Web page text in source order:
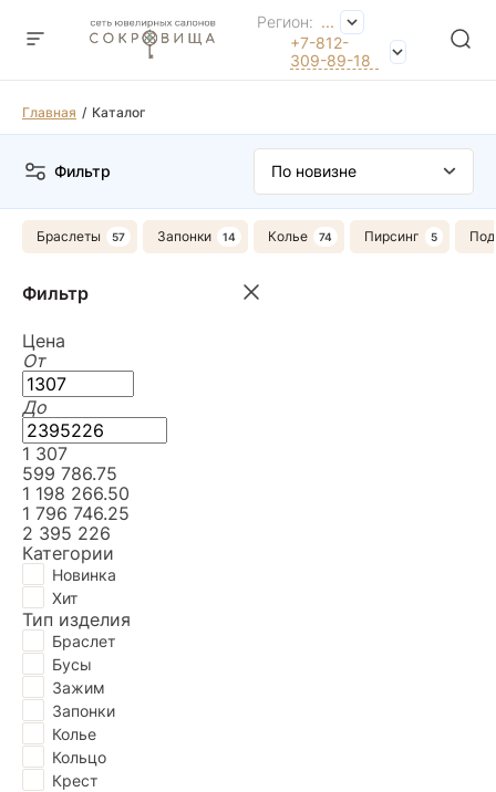
Регион: ...
+7-812-
309-89-18
Главная Каталог
Фильтр
Браслеты Запонки Колье Пирсинг
Фильтр
Цена
От
До
1 307
599 786.75
1 198 266.50
1 796 746.25
2 395 226
Категории
Новинка
Хит
Тип изделия
Браслет
Бусы
Зажим
Запонки
Колье
Кольцо
Крест